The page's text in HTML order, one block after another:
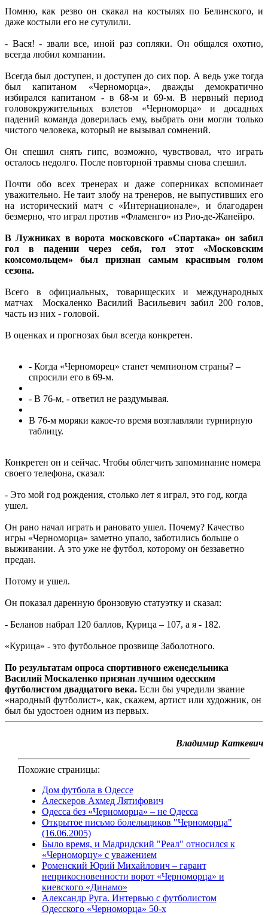
Помню, как резво он скакал на костылях по Белинского, и
даже костыли его не сутулили.
- Вася! - звали все, иной раз сопляки. Он общался охотно,
всегда любил компании.
Всегда был доступен, и доступен до сих пор. А ведь уже тогда
был капитаном «Черноморца», дважды демократично
избирался капитаном - в 68-м и 69-м. В нервный период
головокружительных взлетов «Черноморца» и досадных
падений команда доверилась ему, выбрать они могли только
чистого человека, который не вызывал сомнений.
Он спешил снять гипс, возможно, чувствовал, что играть
осталось недолго. После повторной травмы снова спешил.
Почти обо всех тренерах и даже соперниках вспоминает
уважительно. Не таит злобу на тренеров, не выпустивших его
на исторический матч с «Интернационале», и благодарен
безмерно, что играл против «Фламенго» из Рио-де-Жанейро.
В Лужниках в ворота московского «Спартака» он забил
гол в падении через себя, гол этот «Московским
комсомольцем» был признан самым красивым голом
сезона.
Всего в официальных, товарищеских и международных
матчах Москаленко Василий Васильевич забил 200 голов,
часть из них - головой.
В оценках и прогнозах был всегда конкретен.
- Когда «Черноморец» станет чемпионом страны? –
спросили его в 69-м.
- В 76-м, - ответил не раздумывая.
В 76-м моряки какое-то время возглавляли турнирную
таблицу.
Конкретен он и сейчас. Чтобы облегчить запоминание номера
своего телефона, сказал:
- Это мой год рождения, столько лет я играл, это год, когда
ушел.
Он рано начал играть и рановато ушел. Почему? Качество
игры «Черноморца» заметно упало, заботились больше о
выживании. А это уже не футбол, которому он беззаветно
предан.
Потому и ушел.
Он показал даренную бронзовую статуэтку и сказал:
- Беланов набрал 120 баллов, Курица – 107, а я - 182.
«Курица» - это футбольное прозвище Заболотного.
По результатам опроса спортивного еженедельника
Василий Москаленко признан лучшим одесским
футболистом двадцатого века. Если бы учредили звание
«народный футболист», как, скажем, артист или художник, он
был бы удостоен одним из первых.
Владимир Каткевич
Похожие страницы:
Дом футбола в Одессе
Алескеров Ахмед Лятифович
Одесса без «Черноморца» – не Одесса
Открытое письмо болельщиков "Черноморца"
(16.06.2005)
Было время, и Мадридский "Реал" относился к
«Черноморцу» с уважением
Роменский Юрий Михайлович – гарант
неприкосновенности ворот «Черноморца» и
киевского «Динамо»
Александр Руга. Интервью с футболистом
Одесского «Черноморца» 50-х